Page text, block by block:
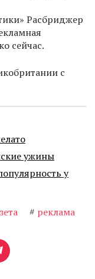
Расбриджер
сейчас.
с
ужины
у
# реклама